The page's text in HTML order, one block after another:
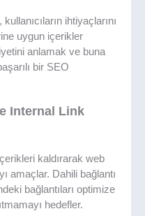
ihtiyaçlarını
uygun içerikler
anlamak ve buna
bir SEO
Internal Link
kaldırarak web
amaçlar. Dahili bağlantı
bağlantıları optimize
hedefler.